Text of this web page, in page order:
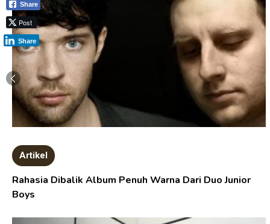
Artikel
Rahasia Dibalik Album Penuh Warna Dari Duo Junior
Boys
Share
Post
Share